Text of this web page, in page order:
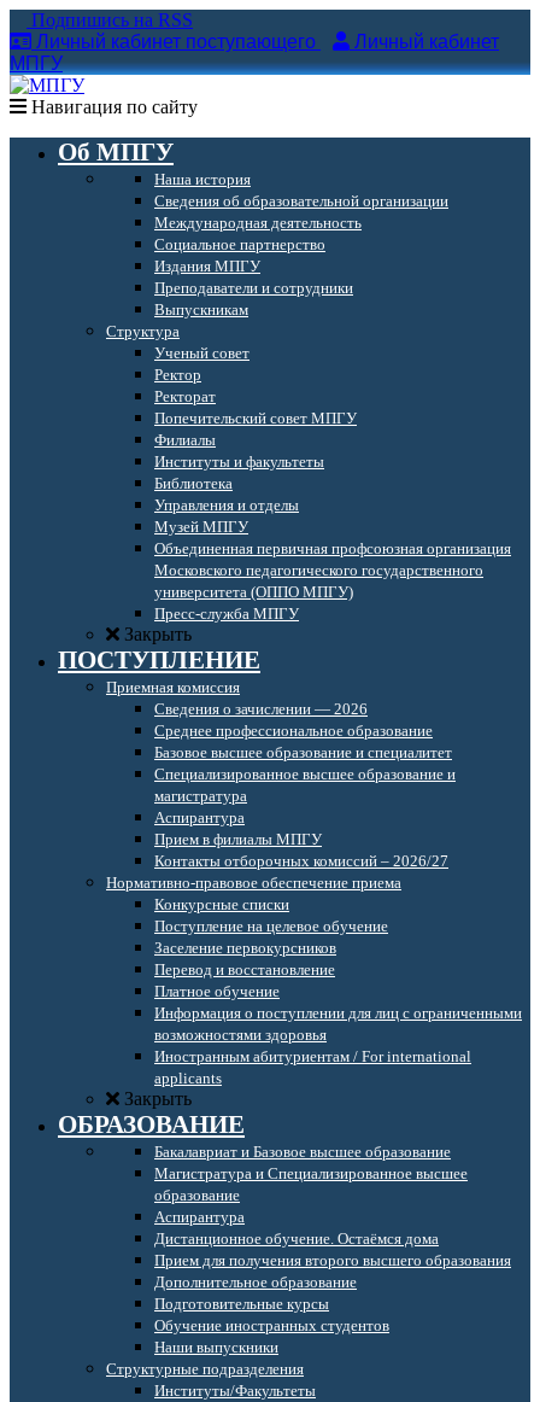
Подпишись на RSS
Личный кабинет поступающего
Личный кабинет
МПГУ
Навигация по сайту
Об МПГУ
Наша история
Сведения об образовательной организации
Международная деятельность
Социальное партнерство
Издания МПГУ
Преподаватели и сотрудники
Выпускникам
Структура
Ученый совет
Ректор
Ректорат
Попечительский совет МПГУ
Филиалы
Институты и факультеты
Библиотека
Управления и отделы
Музей МПГУ
Объединенная первичная профсоюзная организация
Московского педагогического государственного
университета (ОППО МПГУ)
Пресс-служба МПГУ
Закрыть
ПОСТУПЛЕНИЕ
Приемная комиссия
Сведения о зачислении — 2026
Среднее профессиональное образование
Базовое высшее образование и специалитет
Специализированное высшее образование и
магистратура
Аспирантура
Прием в филиалы МПГУ
Контакты отборочных комиссий – 2026/27
Нормативно-правовое обеспечение приема
Конкурсные списки
Поступление на целевое обучение
Заселение первокурсников
Перевод и восстановление
Платное обучение
Информация о поступлении для лиц с ограниченными
возможностями здоровья
Иностранным абитуриентам / For international
applicants
Закрыть
ОБРАЗОВАНИЕ
Бакалавриат и Базовое высшее образование
Магистратура и Специализированное высшее
образование
Аспирантура
Дистанционное обучение. Остаёмся дома
Прием для получения второго высшего образования
Дополнительное образование
Подготовительные курсы
Обучение иностранных студентов
Наши выпускники
Структурные подразделения
Институты/Факультеты